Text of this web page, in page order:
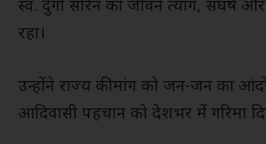
स्व. दुर्गा सोरेन का जीवन त्याग, संघर्ष
रहा।
उन्होंने राज्य की मांग को जन-जन का
आदिवासी पहचान को देशभर में गरिमा